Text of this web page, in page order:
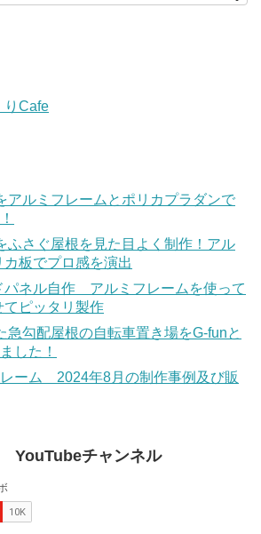
りCafe
アルミフレームとポリカプラダンで
ふさぐ屋根を見た目よく制作！アル
カ板でプロ感を演出
パネル自作 アルミフレームを使って
てピッタリ製作
急勾配屋根の自転車置き場をG-funと
した！
ーム 2024年8月の制作事例及び販
YouTubeチャンネル